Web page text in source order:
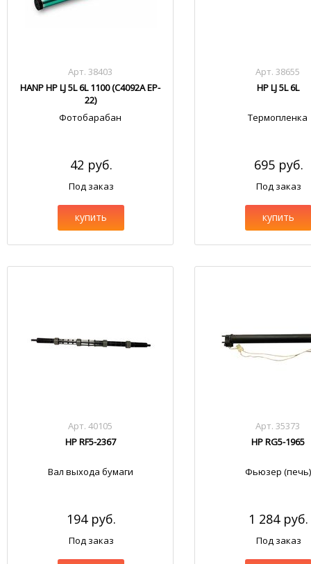
Арт. 38403
HANP HP LJ 5L 6L 1100 (C4092A EP-
22)
Фотобарабан
42 руб.
Под заказ
купить
Арт. 38655
HP LJ 5L 6L
Термопленка
695 руб.
Под заказ
купить
Арт. 40105
HP RF5-2367
Вал выхода бумаги
194 руб.
Под заказ
Арт. 35373
HP RG5-1965
Фьюзер (печь)
1 284 руб.
Под заказ